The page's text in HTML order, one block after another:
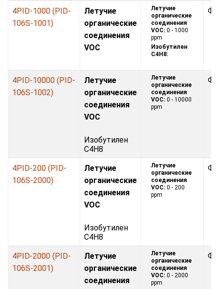
4PID-1000 (PID-
106S-1001)
Летучие
органические
соединения
VOC
Летучие
органические
соединения
VOC: 0 - 1000
ppm
Изобутилен
C4H8:
4PID-10000 (PID-
106S-1002)
Летучие
органические
соединения
VOC
Изобутилен
C4H8
Летучие
органические
соединения
VOC: 0 - 10000
ppm
4PID-200 (PID-
106S-2000)
Летучие
органические
соединения
VOC
Изобутилен
C4H8
Летучие
органические
соединения
VOC: 0 - 200
ppm
4PID-2000 (PID-
106S-2001)
Летучие
органические
соединения
Летучие
органические
соединения
VOC: 0 - 2000
ppm